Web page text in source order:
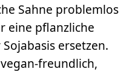
Sahne problemlos
eine pflanzliche
ersetzen.
freundlich,